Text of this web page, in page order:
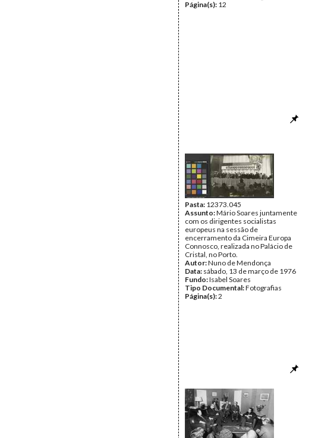
Página(s): 12
Pasta: 12373.045
Assunto:Mário Soares juntamente
com os dirigentes socialistas
europeus na sessão de
encerramento da Cimeira Europa
Connosco, realizada no Palácio de
Cristal, no Porto.
Autor:Nuno de Mendonça
Data: sábado, 13 de março de 1976
Fundo:Isabel Soares
Tipo Documental:Fotografias
Página(s):2